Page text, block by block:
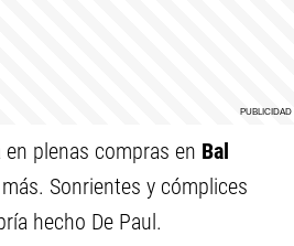
plenas compras en Bal
Sonrientes y cómplices
hecho De Paul.